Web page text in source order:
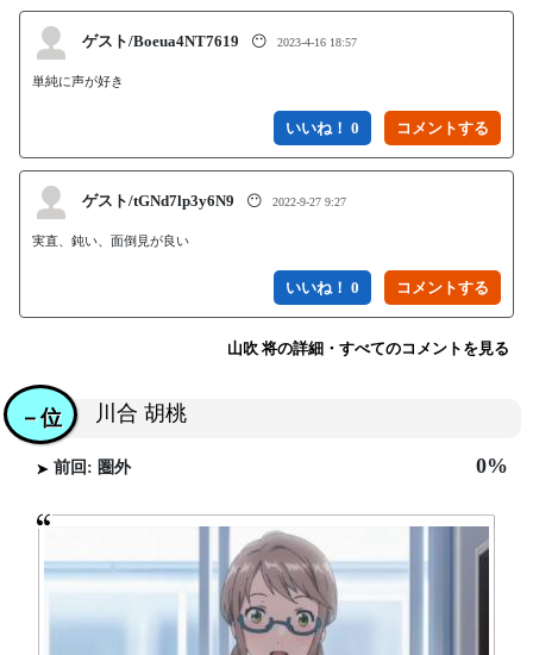
ゲスト/Boeua4NT7619 😶 2023-4-16 18:57
単純に声が好き
いいね！ 0
ゲスト/tGNd7lp3y6N9 😶 2022-9-27 9:27
実直、鈍い、面倒見が良い
いいね！ 0
山吹 将の詳細・すべてのコメントを見る
川合 胡桃
－位
前回: 圏外 0%